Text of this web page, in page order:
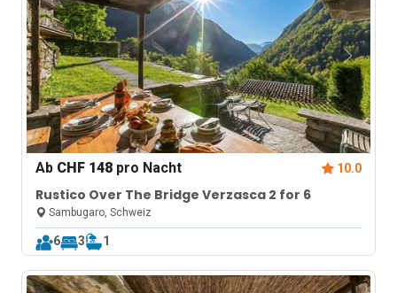
Ab CHF 148 pro Nacht 10.0
Rustico Over The Bridge Verzasca 2 for 6
Sambugaro, Schweiz
6 3 1